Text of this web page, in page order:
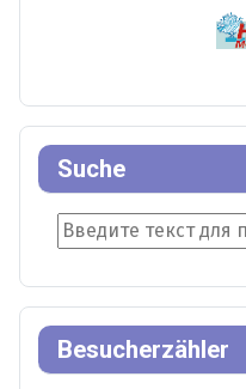
Suche
Suche
Besucherzähler